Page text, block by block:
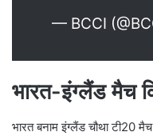
— BCCI
भारत-इंग्लैंड मैच
भारत बनाम इंग्लैंड चौथा टी20